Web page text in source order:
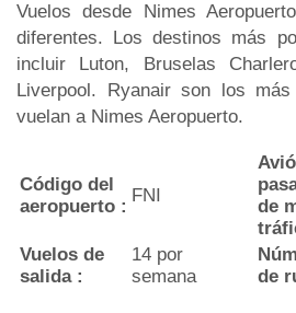
Vuelos desde Nimes
diferentes. Los destinos más
incluir Luton, Bruselas
Liverpool. Ryanair son los
vuelan a Nimes Aeropuerto.
Código del
aeropuerto :
FNI
de
Vuelos de
salida :
14 por
semana
de